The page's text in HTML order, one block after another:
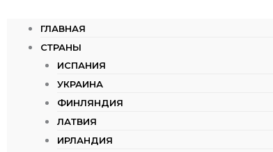
ГЛАВНАЯ
СТРАНЫ
ИСПАНИЯ
УКРАИНА
ФИНЛЯНДИЯ
ЛАТВИЯ
ИРЛАНДИЯ